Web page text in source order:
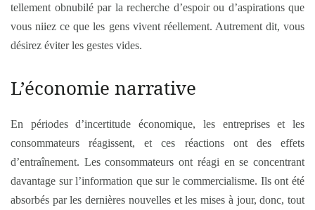
tellement obnubilé par la recherche d’espoir ou d’aspirations que
vous niiez ce que les gens vivent réellement. Autrement dit, vous
désirez éviter les gestes vides.
L’économie narrative
En périodes d’incertitude économique, les entreprises et les
consommateurs réagissent, et ces réactions ont des effets
d’entraînement. Les consommateurs ont réagi en se concentrant
davantage sur l’information que sur le commercialisme. Ils ont été
absorbés par les dernières nouvelles et les mises à jour, donc, tout